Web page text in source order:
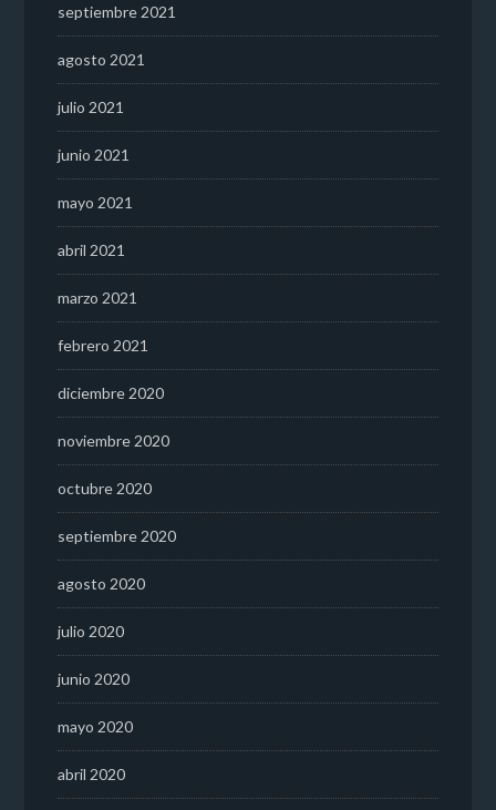
septiembre 2021
agosto 2021
julio 2021
junio 2021
mayo 2021
abril 2021
marzo 2021
febrero 2021
diciembre 2020
noviembre 2020
octubre 2020
septiembre 2020
agosto 2020
julio 2020
junio 2020
mayo 2020
abril 2020